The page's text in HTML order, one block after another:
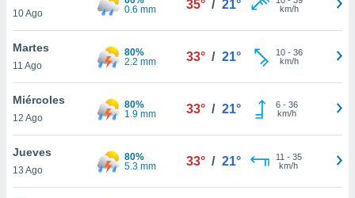
más
nuestra
y
de
10 Ago
0.6 mm
35° / 21°
km/h
Martes
11 Ago
80%
2.2 mm
33° / 21° 10- 36
km/h
Miércoles
12 Ago
80%
1.9 mm
33° / 21° 6- 36
km/h
Jueves
13 Ago
80%
5.3 mm
33° / 21° 11 - 35
km/h